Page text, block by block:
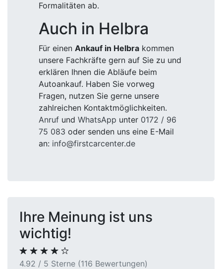
Formalitäten ab.
Auch in Helbra
Für einen Ankauf in Helbra kommen
unsere Fachkräfte gern auf Sie zu und
erklären Ihnen die Abläufe beim
Autoankauf. Haben Sie vorweg
Fragen, nutzen Sie gerne unsere
zahlreichen Kontaktmöglichkeiten.
Anruf und WhatsApp unter 0172 / 96
75 083 oder senden uns eine E-Mail
an: info@firstcarcenter.de
Ihre Meinung ist uns
wichtig!
4.92 / 5 Sterne (116 Bewertungen)